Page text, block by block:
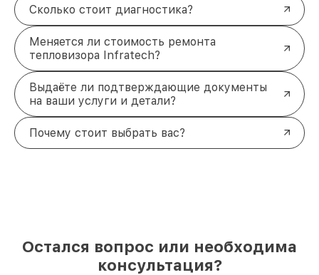
Сколько стоит диагностика?
Меняется ли стоимость ремонта
тепловизора Infratech?
Выдаёте ли подтверждающие документы
на ваши услуги и детали?
Почему стоит выбрать вас?
Остался вопрос или необходима
консультация?